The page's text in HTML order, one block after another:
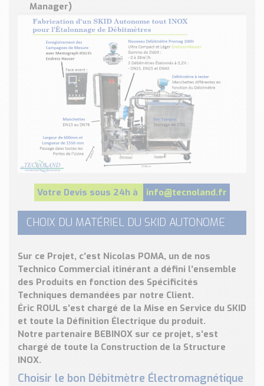
Manager)
Votre Devis sous 24h à info@tecnoland.fr
CHOIX DU MATÉRIEL DU SKID AUTONOME
Sur ce Projet, c’est Nicolas POMA, un de nos
Technico Commercial itinérant a défini l’ensemble
des Produits en fonction des Spécificités
Techniques demandées par notre Client.
Éric ROUL s’est chargé de la Mise en Service du SKID
et toute la Définition Électrique du produit.
Notre partenaire BEBINOX sur ce projet, s’est
chargé de toute la Construction de la Structure
INOX.
Choisir le bon Débitmètre Électromagnétique